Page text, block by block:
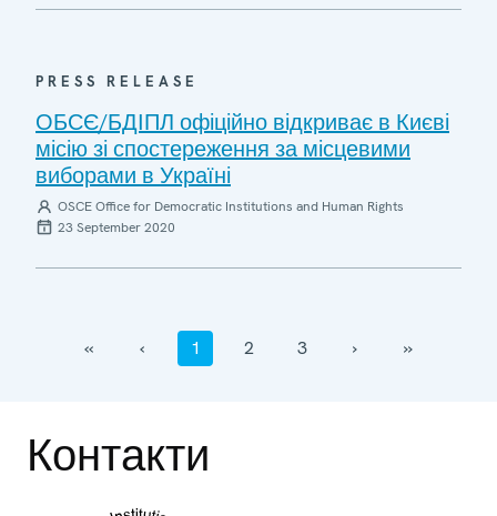
PRESS RELEASE
ОБСЄ/БДІПЛ офіційно відкриває в Києві
місію зі спостереження за місцевими
виборами в Україні
OSCE Office for Democratic Institutions and Human Rights
23 September 2020
‹‹ ‹ 1 2 3 › ››
Контакти